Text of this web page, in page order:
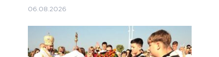
06.08.2026